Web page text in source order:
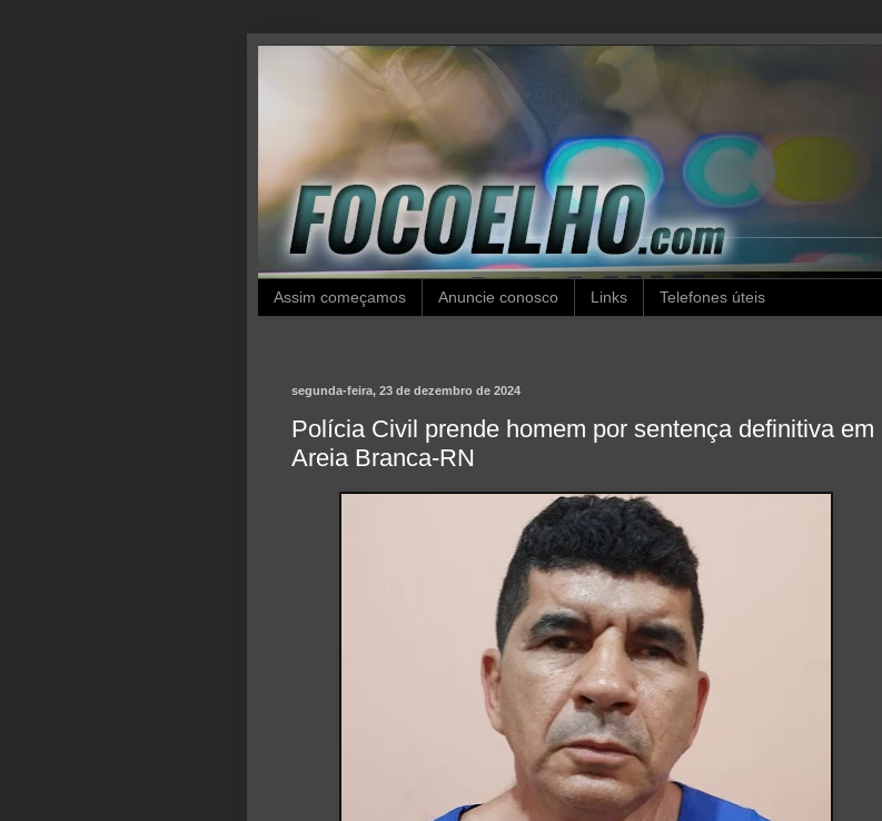
Assim começamos Anuncie conosco Links Telefones úteis
segunda-feira, 23 de dezembro de 2024
Polícia Civil prende homem por sentença definitiva em
Areia Branca-RN